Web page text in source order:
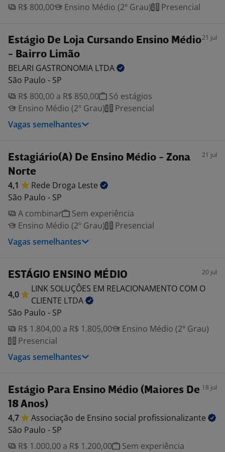
R$ 800,00
Ensino Médio (2º Grau) Presencial
Estágio De Loja Cursando Ensino Médio
- Bairro Limão
21 jul
BELARI GASTRONOMIA LTDA
São Paulo - SP
R$ 800,00 a R$ 850,00
Só estágios
Ensino Médio (2º Grau)
Presencial
Vagas semelhantes
Estagiário(A) De Ensino Médio - Zona
Norte
21 jul
4,1 Rede Droga Leste
São Paulo - SP
A combinar
Sem experiência
Ensino Médio (2º Grau)
Presencial
Vagas semelhantes
ESTÁGIO ENSINO MÉDIO 20 jul
4,0
LINK SOLUÇÔES EM RELACIONAMENTO COM O
CLIENTE LTDA
São Paulo - SP
R$ 1.804,00 a R$ 1.805,00
Ensino Médio (2º Grau)
Presencial
Vagas semelhantes
Estágio Para Ensino Médio (Maiores De
18 Anos)
18 jul
4,7 Associação de Ensino social profissionalizante
São Paulo - SP
R$ 1.000,00 a R$ 1.200,00
Sem experiência